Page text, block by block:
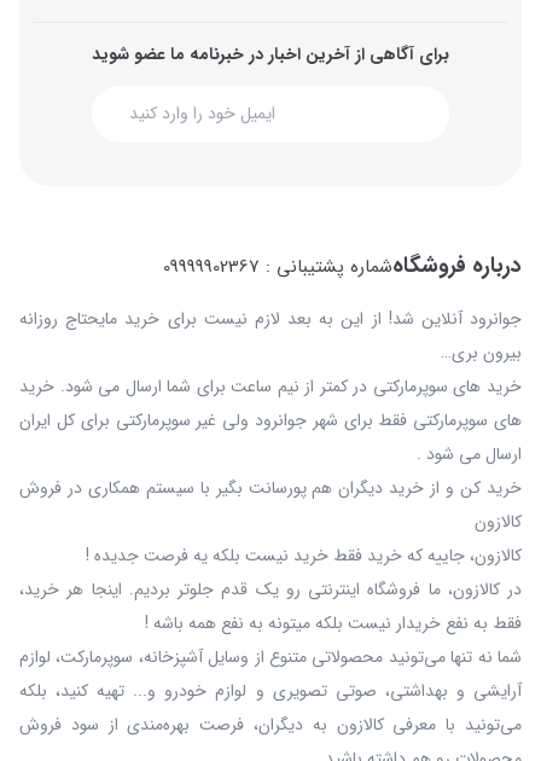
برای آگاهی از آخرین اخبار در خبرنامه ما عضو شوید
درباره فروشگاهشماره پشتیبانی : 09999902367
جوانرود آنلاین شد! از این به بعد لازم نیست برای خرید مایحتاج روزانه
بیرون بری…
خرید های سوپرمارکتی در کمتر از نیم ساعت برای شما ارسال می شود. خرید
های سوپرمارکتی فقط برای شهر جوانرود ولی غیر سوپرمارکتی برای کل ایران
ارسال می شود .
خرید کن و از خرید دیگران هم پورسانت بگیر با سیستم همکاری در فروش
کالازون
کالازون، جاییه که خرید فقط خرید نیست بلکه یه فرصت جدیده !
در کالازون، ما فروشگاه اینترنتی رو یک قدم جلوتر بردیم. اینجا هر خرید،
فقط به نفع خریدار نیست بلکه میتونه به نفع همه باشه !
شما نه‌ تنها می‌تونید محصولاتی متنوع از وسایل آشپزخانه، سوپرمارکت، لوازم
آرایشی و بهداشتی، صوتی تصویری و لوازم خودرو و... تهیه کنید، بلکه
می‌تونید با معرفی کالازون به دیگران، فرصت بهره‌مندی از سود فروش